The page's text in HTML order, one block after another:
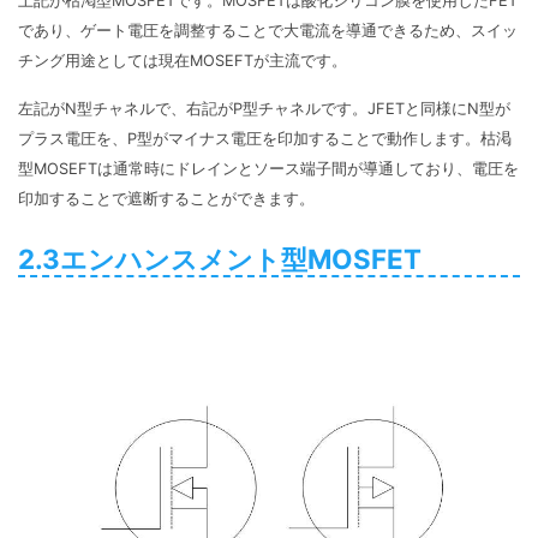
であり、ゲート電圧を調整することで大電流を導通できるため、スイッ
チング用途としては現在MOSEFTが主流です。
左記がN型チャネルで、右記がP型チャネルです。JFETと同様にN型が
プラス電圧を、P型がマイナス電圧を印加することで動作します。枯渇
型MOSEFTは通常時にドレインとソース端子間が導通しており、電圧を
印加することで遮断することができます。
2.3エンハンスメント型MOSFET